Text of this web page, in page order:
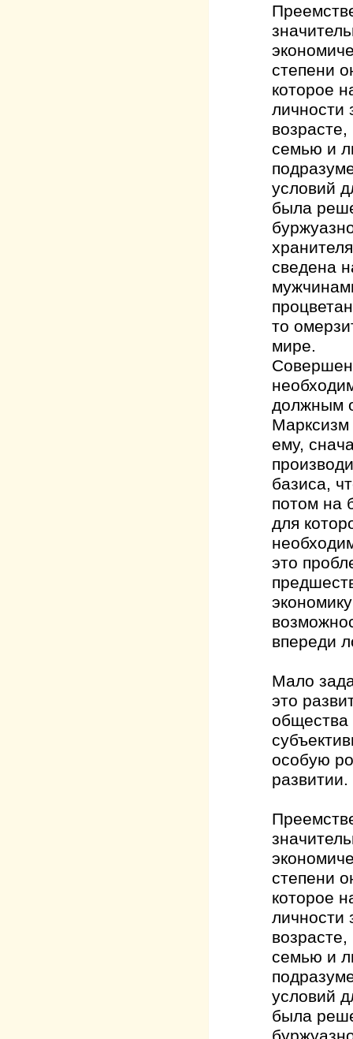
степени
которое
личности
семью и
условий
была
сведена
то
мире.
должным
Марксизм
ему,
базиса,
потом на
для
это
впереди
Мало
это
общества
особую
развитии.
степени
которое
личности
семью и
условий
была